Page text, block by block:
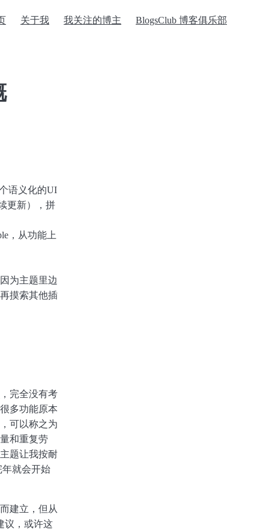
关于我 我关注的博主 BlogsClub 博客俱乐部
语义化的UI
更新），拼
，从功能上
为主题里边
摸索其他插
完全没有考
多功能原本
可以称之为
和重复劳
题让我按耐
就会开始
建立，但从
议，或许这